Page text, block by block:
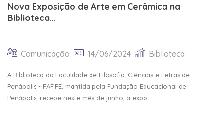
Nova Exposição de Arte em Cerâmica na
Biblioteca...
Comunicação 14/06/2024 Biblioteca
A Biblioteca da Faculdade de Filosofia, Ciências e Letras de
Penápolis - FAFIPE, mantida pela Fundação Educacional de
Penápolis, recebe neste mês de junho, a expo ...